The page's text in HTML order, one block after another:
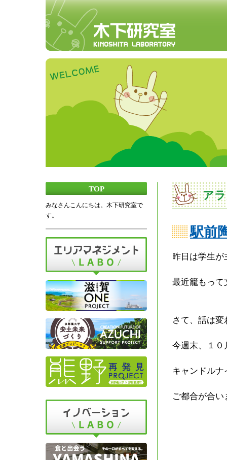
TOP
みなさんこんにちは。木下研究室で
す。
ア
駅前
昨日は学生
最近籠もっ
さて、話は
今週末、１０
キャンドル
ご都合が合